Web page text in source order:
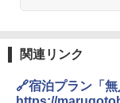
関連リンク
🔗宿泊プラン「